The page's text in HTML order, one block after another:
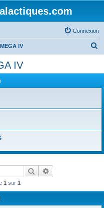
Connexion
IV
h
r
IV
Rechercher
1 sur 1